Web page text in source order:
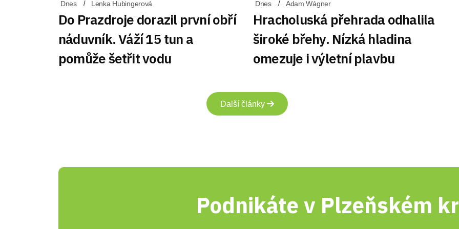
Dnes Lenka Hubingerová
Do Prazdroje dorazil první obří
náduvník. Váží 15 tun a
pomůže šetřit vodu
Dnes Adam Wágner
Hracholuská přehrada odhalila
široké břehy. Nízká hladina
omezuje i výletní plavbu
Další články
Podnikáte v Plzeňském